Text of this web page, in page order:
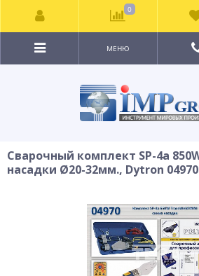
МЕНЮ
Сварочный комплект SP-4a
насадки Ø20-32мм., Dytron 04970
0